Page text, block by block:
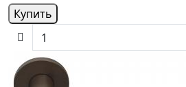
Купить